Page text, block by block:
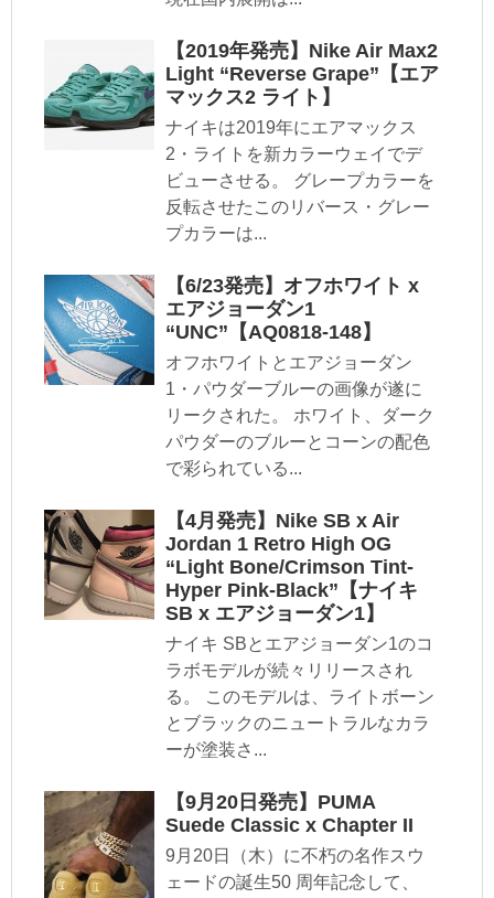
【2019年発売】Nike Air Max2
Light “Reverse Grape”【エア
マックス2 ライト】
ナイキは2019年にエアマックス
2・ライトを新カラーウェイでデ
ビューさせる。 グレープカラーを
反転させたこのリバース・グレー
プカラーは...
【6/23発売】オフホワイト x
エアジョーダン1
“UNC”【AQ0818-148】
オフホワイトとエアジョーダン
1・パウダーブルーの画像が遂に
リークされた。 ホワイト、ダーク
パウダーのブルーとコーンの配色
で彩られている...
【4月発売】Nike SB x Air
Jordan 1 Retro High OG
“Light Bone/Crimson Tint-
Hyper Pink-Black”【ナイキ
SB x エアジョーダン1】
ナイキ SBとエアジョーダン1のコ
ラボモデルが続々リリースされ
る。 このモデルは、ライトボーン
とブラックのニュートラルなカラ
ーが塗装さ...
【9月20日発売】PUMA
Suede Classic x Chapter II
9月20日（木）に不朽の名作スウ
ェードの誕生50 周年記念して、